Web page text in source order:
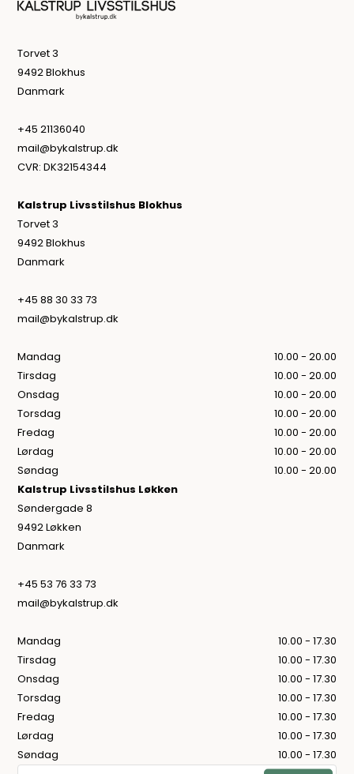
Torvet 3
9492 Blokhus
Danmark
+45 21136040
mail@bykalstrup.dk
CVR: DK32154344
Kalstrup Livsstilshus Blokhus
Torvet 3
9492 Blokhus
Danmark
+45 88 30 33 73
mail@bykalstrup.dk
Mandag
10.00 - 20.00
Tirsdag
10.00 - 20.00
Onsdag
10.00 - 20.00
Torsdag
10.00 - 20.00
Fredag
10.00 - 20.00
Lørdag
10.00 - 20.00
Søndag
10.00 - 20.00
Kalstrup Livsstilshus Løkken
Søndergade 8
9492 Løkken
Danmark
+45 53 76 33 73
mail@bykalstrup.dk
Mandag
10.00 - 17.30
Tirsdag
10.00 - 17.30
Onsdag
10.00 - 17.30
Torsdag
10.00 - 17.30
Fredag
10.00 - 17.30
Lørdag
10.00 - 17.30
Søndag
10.00 - 17.30